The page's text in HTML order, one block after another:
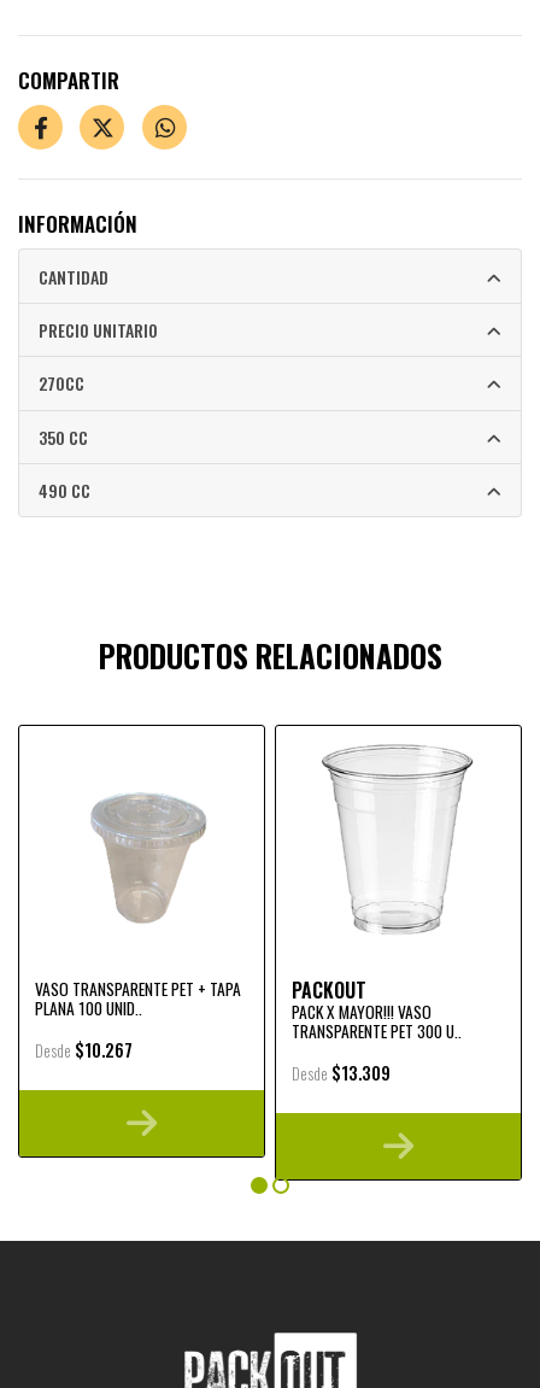
COMPARTIR
INFORMACIÓN
CANTIDAD
PRECIO UNITARIO
270CC
350 CC
490 CC
PRODUCTOS RELACIONADOS
VASO TRANSPARENTE PET + TAPA
PLANA 100 UNID..
Desde $10.267
PACKOUT
PACK X MAYOR!!! VASO
TRANSPARENTE PET 300 U..
Desde $13.309